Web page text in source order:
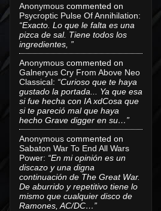
Anonymous commented on
Psycroptic Pulse Of Annihilation:
“Exacto. Lo que le falta es una
pizca de sal. Tiene todos los
ingredientes, ”
Anonymous commented on
Galneryus Cry From Above Neo
Classical: “Curioso que te haya
gustado la portada... Ya que esa
si fue hecha con IA xdCosa que
si te pareció mal que haya
hecho Grave digger en su…”
Anonymous commented on
Sabaton War To End All Wars
Power: “En mi opinión es un
discazo y una digna
continuación de The Great War.
De aburrido y repetitivo tiene lo
mismo que cualquier disco de
Ramones, AC/DC…”